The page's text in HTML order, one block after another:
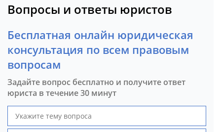
Вопросы и ответы юристов
Бесплатная онлайн юридическая
консультация по всем правовым
вопросам
Задайте вопрос бесплатно и получите ответ
юриста в течение 30 минут